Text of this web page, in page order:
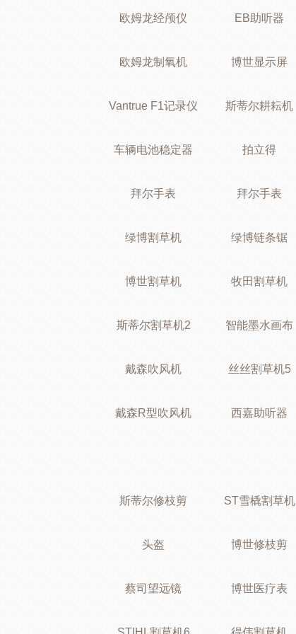
欧姆龙经颅仪 EB助听器
欧姆龙制氧机 博世显示屏
Vantrue F1记录仪 斯蒂尔耕耘机
车辆电池稳定器 拍立得
拜尔手表 拜尔手表
绿博割草机 绿博链条锯
博世割草机 牧田割草机
斯蒂尔割草机2 智能墨水画布
戴森吹风机 丝丝割草机5
戴森R型吹风机 西嘉助听器
斯蒂尔修枝剪 ST雪橇割草机
头盔 博世修枝剪
蔡司望远镜 博世医疗表